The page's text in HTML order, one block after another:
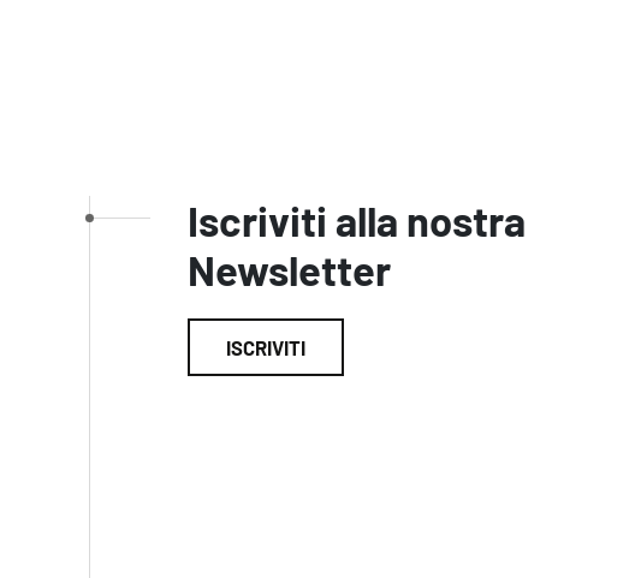
Iscriviti alla nostra
Newsletter
ISCRIVITI